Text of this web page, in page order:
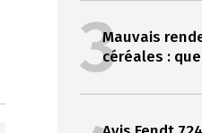
3Mauvais
céréales :